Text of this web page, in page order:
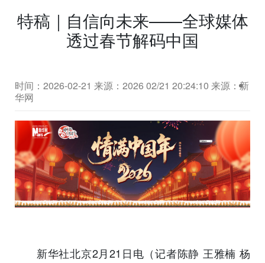
特稿｜自信向未来——全球媒体
透过春节解码中国
时间：2026-02-21 来源：2026 02/21 20:24:10 来源：新
华网
新华社北京2月21日电（记者陈静 王雅楠 杨